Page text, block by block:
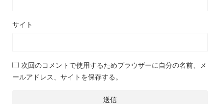
サイト
次回のコメントで使用するためブラウザーに自分の名前、メ
ールアドレス、サイトを保存する。